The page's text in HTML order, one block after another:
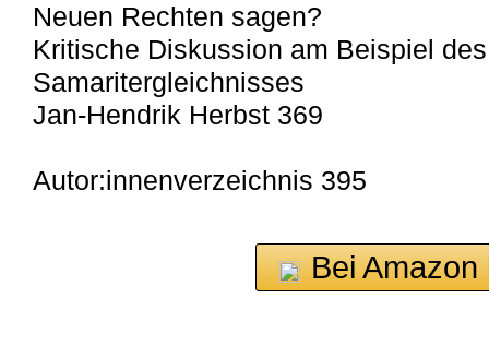
Neuen Rechten sagen?
Kritische Diskussion am Beispiel
Samaritergleichnisses
Jan-Hendrik Herbst 369
Autor:innenverzeichnis 395
Bei Amazon